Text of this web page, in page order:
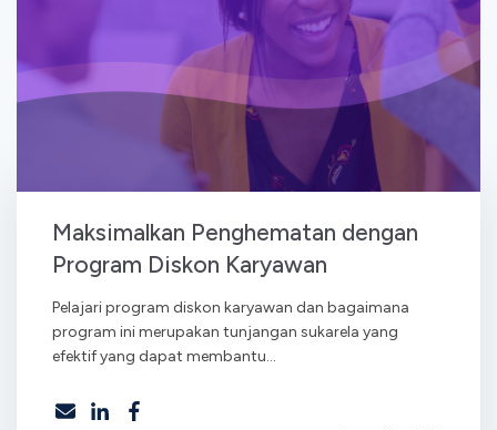
Maksimalkan Penghematan dengan
Program Diskon Karyawan
Pelajari program diskon karyawan dan bagaimana
program ini merupakan tunjangan sukarela yang
efektif yang dapat membantu...